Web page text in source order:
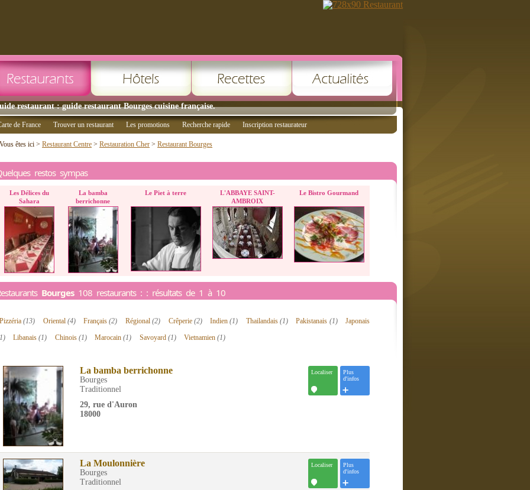
restaurant : guide restaurant Bourges cuisine française.
de France Trouver un restaurant Les promotions Recherche rapide Inscription restaurateur
Vous êtes ici > Restaurant Centre > Restauration Cher > Restaurant Bourges
restos sympas
Les Délices du
Sahara
La bamba
berrichonne
Le Piet à terre
L'ABBAYE SAINT-
AMBROIX
Le Bistro Gourmand
Bourges108 restaurants : : résultats de 1 à 10
Pizzéria(13) Oriental (4) Français(2) Régional(2) Crêperie (2) Indien(1) Thailandais (1) Pakistanais (1)
Japonais
Libanais(1) Chinois (1) Marocain(1) Savoyard (1) Vietnamien (1)
La bamba berrichonne
Bourges
Traditionnel
29, rue d'Auron
18000
Plus
d'infos
Localiser
La Moulonnière
Bourges
Traditionnel
Plus
d'infos
Localiser